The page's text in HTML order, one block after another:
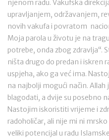
njenom radu. Vakufska
upravljanjem, održavanjem,
novih vakufa i povratom
Moja parola u životu je na
potrebe, onda zbog zdravlja“.
ništa drugo do predan i iskren
uspjeha, ako ga već ima.
na najbolji mogući način.
blagodati, a dvije su posebno
Nastojim iskoristiti vrijeme i
radoholičar, ali nije mi ni
veliki potencijal u radu